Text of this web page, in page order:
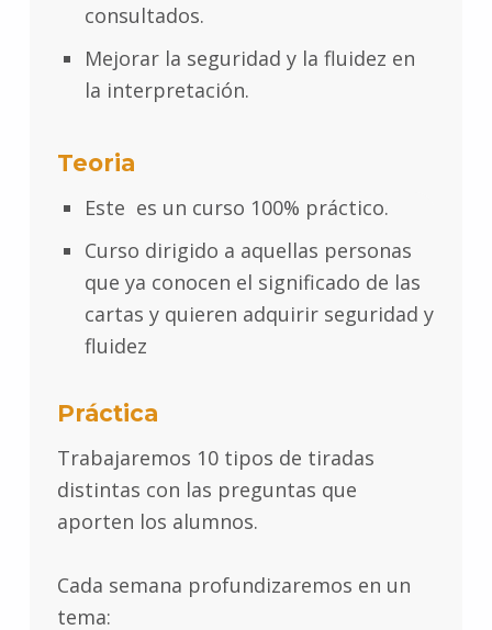
consultados.
Mejorar la seguridad y la fluidez en
la interpretación.
Teoria
Este es un curso 100% práctico.
Curso dirigido a aquellas personas
que ya conocen el significado de las
cartas y quieren adquirir seguridad y
fluidez
Práctica
Trabajaremos 10 tipos de tiradas
distintas con las preguntas que
aporten los alumnos.
Cada semana profundizaremos en un
tema: